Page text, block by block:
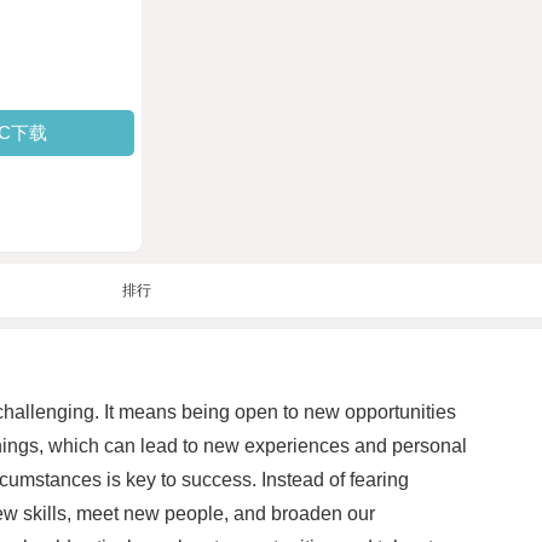
下载
排行
It means being open to new opportunities
which can lead to new experiences and personal
is key to success. Instead of fearing
skills, meet new people, and broaden our